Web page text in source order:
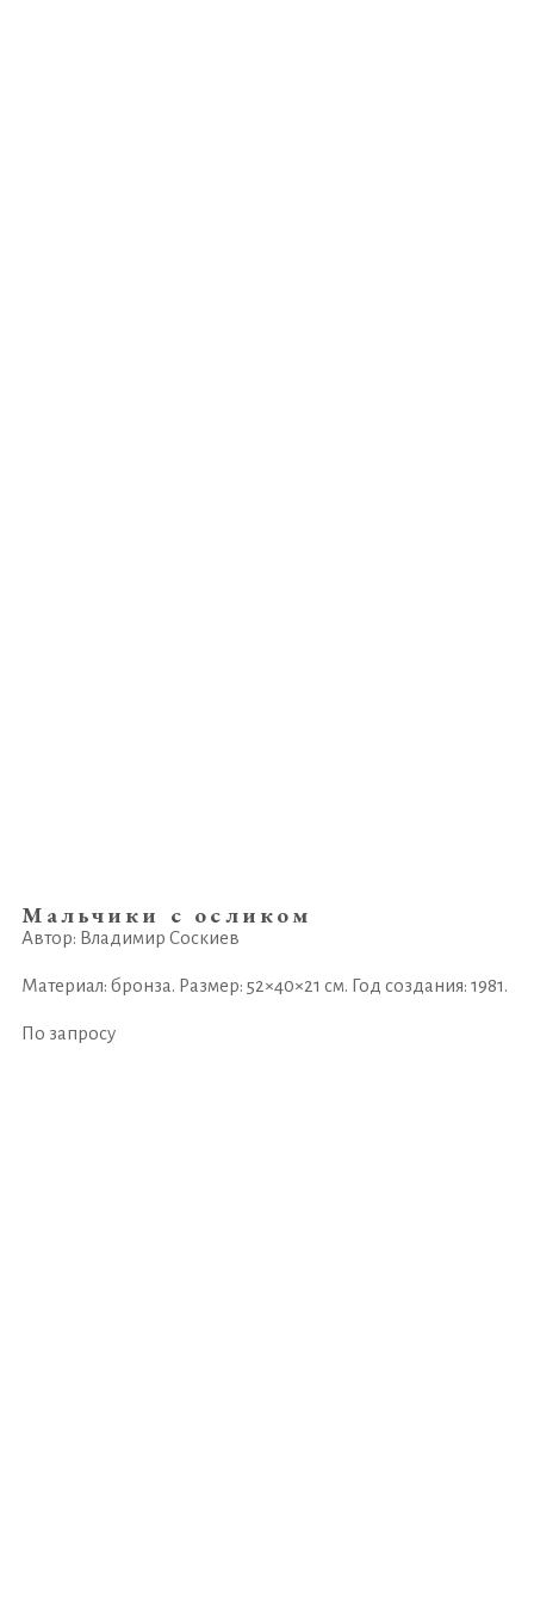
Мальчики с осликом
Автор: Владимир Соскиев
Материал: бронза. Размер: 52×40×21 см. Год создания: 1981.
По запросу